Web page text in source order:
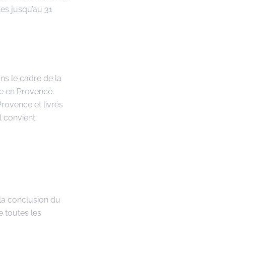
jusqu’au 31
le cadre de la
en Provence.
et livrés
convient
conclusion du
toutes les